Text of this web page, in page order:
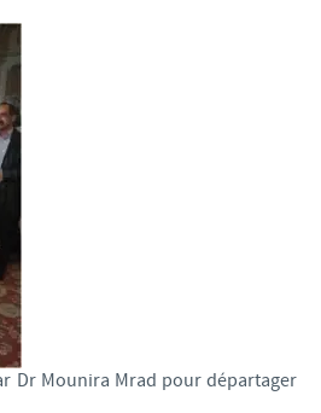
Dr Mounira Mrad pour départager